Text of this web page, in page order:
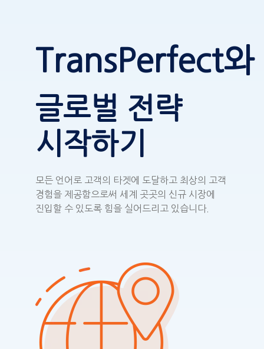
TransPerfect와
글로벌 전략
시작하기
모든 언어로 고객의 타겟에 도달하고 최상의 고객
경험을 제공함으로써 세계 곳곳의 신규 시장에
진입할 수 있도록 힘을 실어드리고 있습니다.